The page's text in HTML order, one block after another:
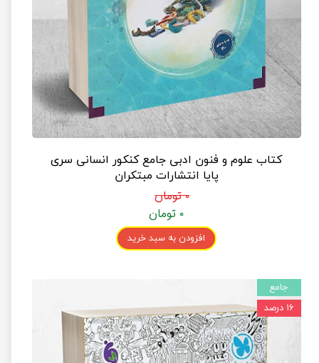
کتاب علوم و فنون ادبی جامع کنکور انسانی سری
پایا انتشارات مبتکران
۰ تومان
۰ تومان
افزودن به سبد خرید
جامع
۱۶ درصد